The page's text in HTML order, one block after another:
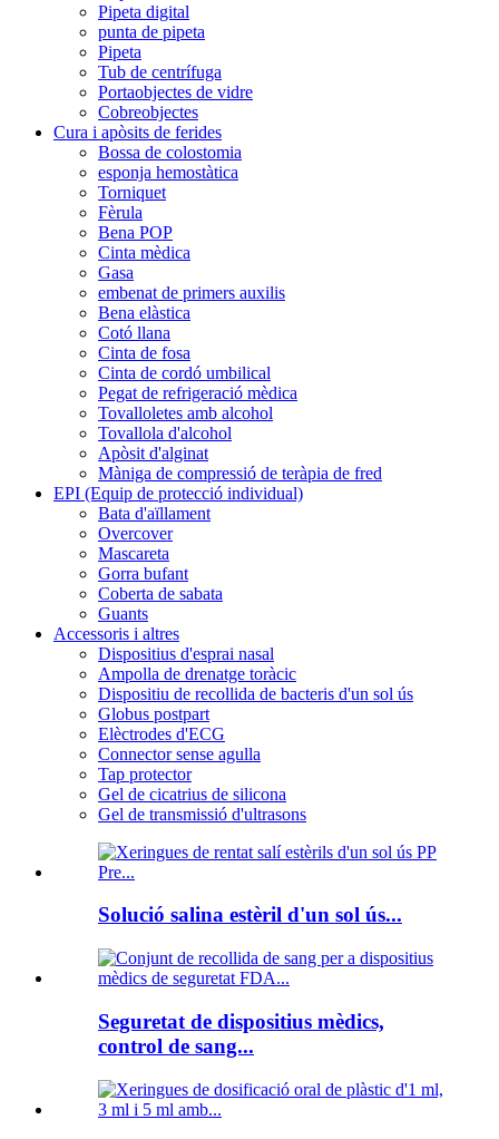
Pipeta digital
punta de pipeta
Pipeta
Tub de centrífuga
Portaobjectes de vidre
Cobreobjectes
Cura i apòsits de ferides
Bossa de colostomia
esponja hemostàtica
Torniquet
Fèrula
Bena POP
Cinta mèdica
Gasa
embenat de primers auxilis
Bena elàstica
Cotó llana
Cinta de fosa
Cinta de cordó umbilical
Pegat de refrigeració mèdica
Tovalloletes amb alcohol
Tovallola d'alcohol
Apòsit d'alginat
Màniga de compressió de teràpia de fred
EPI (Equip de protecció individual)
Bata d'aïllament
Overcover
Mascareta
Gorra bufant
Coberta de sabata
Guants
Accessoris i altres
Dispositius d'esprai nasal
Ampolla de drenatge toràcic
Dispositiu de recollida de bacteris d'un sol ús
Globus postpart
Elèctrodes d'ECG
Connector sense agulla
Tap protector
Gel de cicatrius de silicona
Gel de transmissió d'ultrasons
Solució salina estèril d'un sol ús...
Seguretat de dispositius mèdics,
control de sang...